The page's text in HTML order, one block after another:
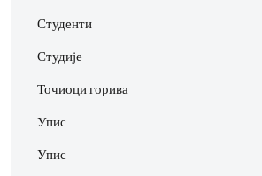
Студенти
Студије
Точиоци горива
Упис
Упис